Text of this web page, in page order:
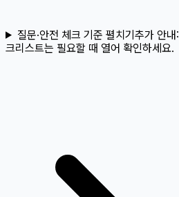
질문·안전 체크 기준 펼치기추가 안내:
크리스트는 필요할 때 열어 확인하세요.